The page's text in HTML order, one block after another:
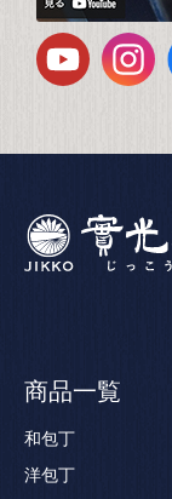
商品一覧
和包丁
洋包丁